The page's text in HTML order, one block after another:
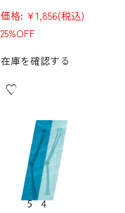
価格: ¥1,856(税込)
25%OFF
在庫を確認する